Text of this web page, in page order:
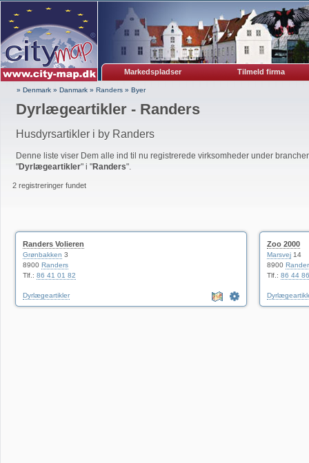
Markedspladser Tilmeld firma
» Denmark » Danmark » Randers » Byer
Dyrlægeartikler - Randers
Husdyrsartikler i by Randers
Denne liste viser Dem alle ind til nu registrerede virksomheder under
"Dyrlægeartikler" i "Randers".
2 registreringer fundet
Randers Volieren
Grønbakken 3
8900 Randers
Tlf.: 86 41 01 82
Dyrlægeartikler
Zoo 2000
Marsvej 14
8900
Tlf.: 86 44